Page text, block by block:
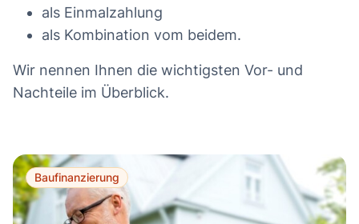
als Einmalzahlung
als Kombination vom beidem.
Wir nennen Ihnen die wichtigsten Vor- und
Nachteile im Überblick.
Baufinanzierung